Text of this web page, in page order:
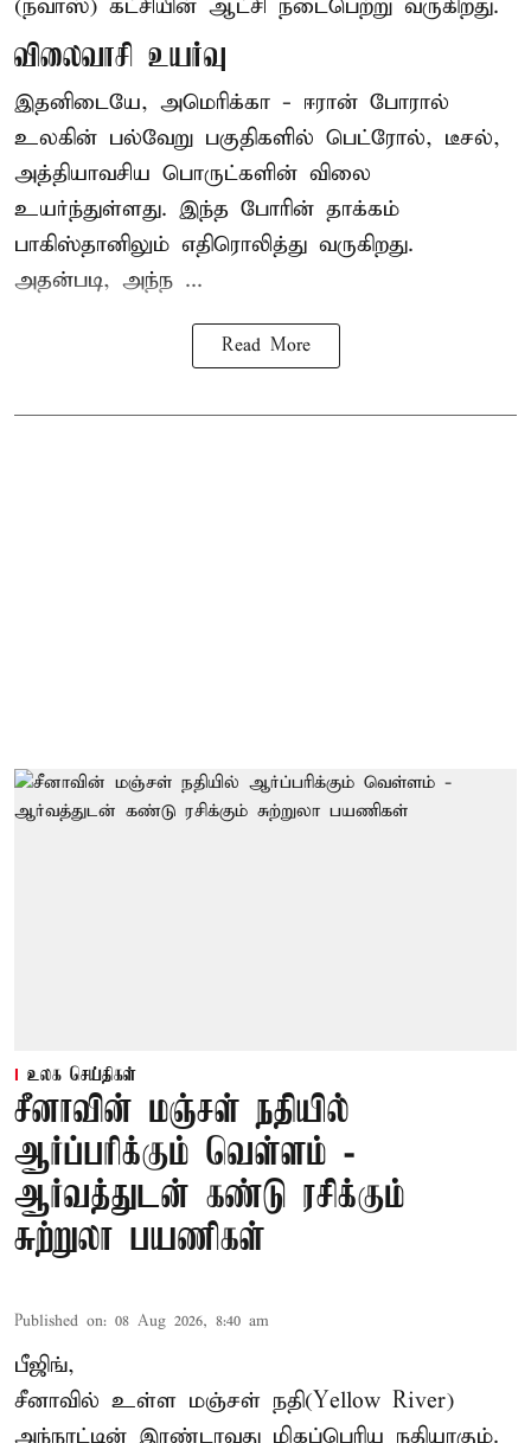
(நவாஸ்) கட்சியின் ஆட்சி நடைபெற்று வருகிறது.
விலைவாசி உயர்வு
இதனிடையே, அமெரிக்கா - ஈரான் போரால்
உலகின் பல்வேறு பகுதிகளில் பெட்ரோல், டீசல்,
அத்தியாவசிய பொருட்களின் விலை
உயர்ந்துள்ளது. இந்த போரின் தாக்கம்
பாகிஸ்தானிலும் எதிரொலித்து வருகிறது.
அதன்படி, அந்ந ...
Read More
உலக செய்திகள்
சீனாவின் மஞ்சள் நதியில்
ஆர்ப்பரிக்கும் வெள்ளம் -
ஆர்வத்துடன் கண்டு ரசிக்கும்
சுற்றுலா பயணிகள்
Published on: 08 Aug 2026, 8:40 am
பீஜிங்,
சீனாவில் உள்ள மஞ்சள் நதி(Yellow River)
அந்நாட்டின் இரண்டாவது மிகப்பெரிய நதியாகும்.